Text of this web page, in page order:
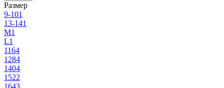
Размер
9-101
13-141
M1
L1
1164
1284
1404
1522
1643